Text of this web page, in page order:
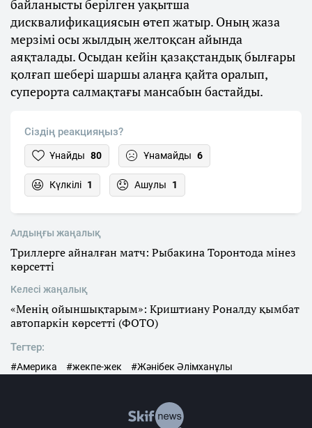
байланысты берілген уақытша
дисквалификациясын өтеп жатыр. Оның жаза
мерзімі осы жылдың желтоқсан айында
аяқталады. Осыдан кейін қазақстандық былғары
қолғап шебері шаршы алаңға қайта оралып,
суперорта салмақтағы мансабын бастайды.
Сіздің реакцияңыз?
Ұнайды 80 Ұнамайды 6
Күлкілі 1 Ашулы 1
Алдыңғы жаңалық
Триллерге айналған матч: Рыбакина Торонтода мінез
көрсетті
Келесі жаңалық
«Менің ойыншықтарым»: Криштиану Роналду қымбат
автопаркін көрсетті (ФОТО)
Тегтер:
#Америка #жекпе-жек #Жәнібек Әлімханұлы